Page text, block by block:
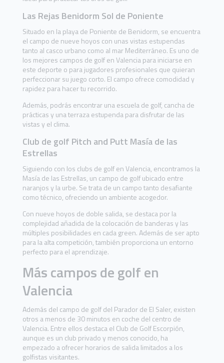
Las Rejas Benidorm Sol de Poniente
Situado en la playa de Poniente de Benidorm, se encuentra
el campo de nueve hoyos con unas vistas estupendas
tanto al casco urbano como al mar Mediterráneo. Es uno de
los mejores campos de golf en Valencia para iniciarse en
este deporte o para jugadores profesionales que quieran
perfeccionar su juego corto. El campo ofrece comodidad y
rapidez para hacer tu recorrido.
Además, podrás encontrar una escuela de golf, cancha de
prácticas y una terraza estupenda para disfrutar de las
vistas y el clima.
Club de golf Pitch and Putt Masía de las
Estrellas
Siguiendo con los clubs de golf en Valencia, encontramos la
Masía de las Estrellas, un campo de golf ubicado entre
naranjos y la urbe. Se trata de un campo tanto desafiante
como técnico, ofreciendo un ambiente acogedor.
Con nueve hoyos de doble salida, se destaca por la
complejidad añadida de la colocación de banderas y las
múltiples posibilidades en cada green. Además de ser apto
para la alta competición, también proporciona un entorno
perfecto para el aprendizaje.
Más campos de golf en
Valencia
Además del campo de golf del Parador de El Saler, existen
otros a menos de 30 minutos en coche del centro de
Valencia. Entre ellos destaca el Club de Golf Escorpión,
aunque es un club privado y menos conocido, ha
empezado a ofrecer horarios de salida limitados a los
golfistas visitantes.